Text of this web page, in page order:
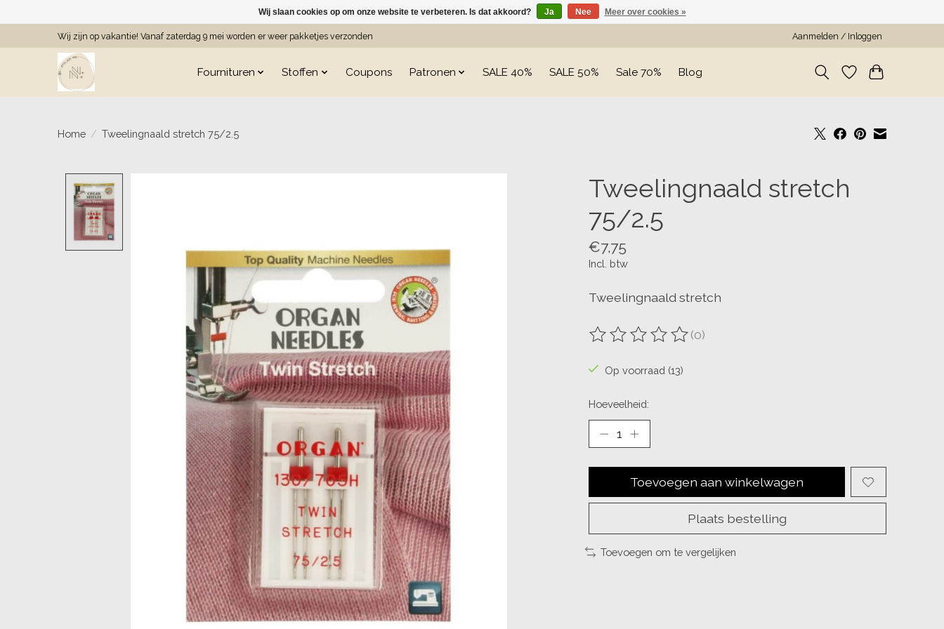
Wij zijn op vakantie! Vanaf zaterdag 9 mei worden er weer pakketjes verzonden Aanmelden / Inloggen
Fournituren Stoffen Coupons Patronen SALE 40% SALE 50% Sale 70% Blog
Home / Tweelingnaald stretch 75/2.5
Tweelingnaald stretch
75/2.5
€7,75
Incl. btw
Tweelingnaald stretch
De beoordeling van dit product is
(0)
Op voorraad (13)
Hoeveelheid:
Toevoegen aan winkelwagen
Plaats bestelling
Toevoegen om te vergelijken
Wij slaan cookies op om onze website te verbeteren. Is dat akkoord? Ja Nee Meer over cookies »